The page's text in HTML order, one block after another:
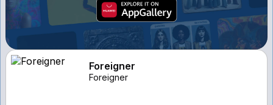
Foreigner
Foreigner